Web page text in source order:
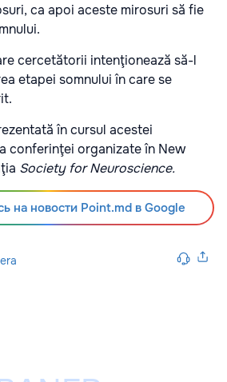
ca apoi aceste mirosuri să fie
cercetătorii intenţionează să-l
etapei somnului în care se
în cursul acestei
conferinţei organizate în New
Society for Neuroscience.
на новости Point.md в Google